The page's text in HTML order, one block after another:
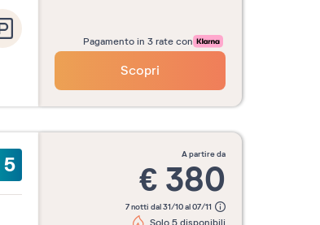
Pagamento in 3 rate con
Scopri
5 a partire da
€ 380
7 notti dal 31/10 al 07/11
Solo 5 disponibili